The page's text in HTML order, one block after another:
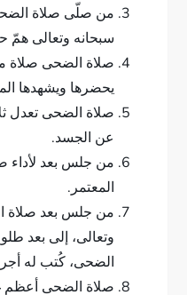
من صلّى صلاة
سبحانه وتعالى همّ
صلاة الضحى صلاة
يحضرها ويشهدها
صلاة الضحى تعدل
عن الجسد.
من جلس بعد لأداء
المعتمر.
من جلس بعد صلاة
وتعالى، إلى بعد
الضحى، كُتب له
صلاة الضحى أعظم